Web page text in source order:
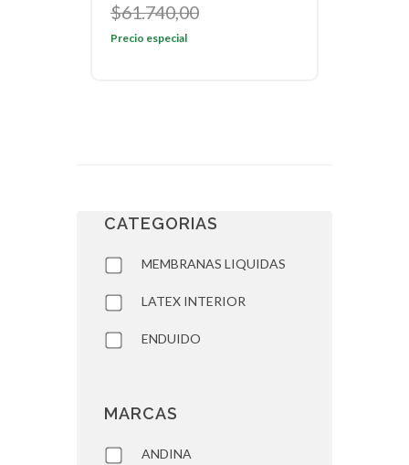
$61.740,00
Precio especial
CATEGORIAS
MEMBRANAS LIQUIDAS
LATEX INTERIOR
ENDUIDO
MARCAS
ANDINA